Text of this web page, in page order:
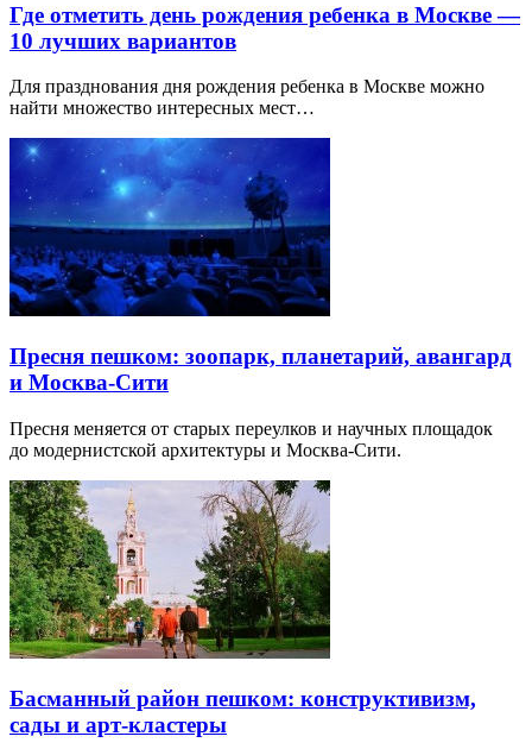
Где отметить день рождения ребенка в Москве —
10 лучших вариантов
Для празднования дня рождения ребенка в Москве можно
найти множество интересных мест…
Пресня пешком: зоопарк, планетарий, авангард
и Москва-Сити
Пресня меняется от старых переулков и научных площадок
до модернистской архитектуры и Москва-Сити.
Басманный район пешком: конструктивизм,
сады и арт-кластеры